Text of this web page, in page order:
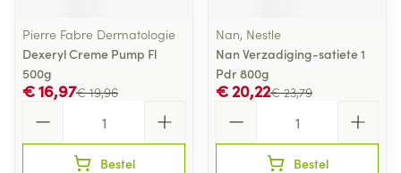
Pierre Fabre Dermatologie
Dexeryl Creme Pump Fl
500g
€ 19,96
€ 16,97
Bestel
Nan, Nestle
Nan Verzadiging-satiete 1
Pdr 800g
€ 23,79
€ 20,22
Bestel